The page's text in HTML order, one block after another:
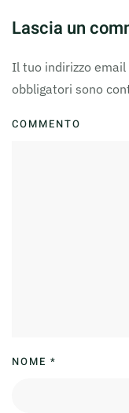
Lascia un
Il tuo indirizzo
obbligatori sono
COMMENTO
NOME *